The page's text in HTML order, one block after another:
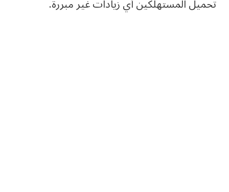
تحميل المستهلكين أي زيادات غير مبررة.